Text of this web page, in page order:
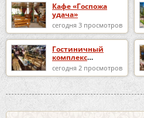
Кафе «Госпожа
удача»
сегодня 3 просмотров
Гостиничный
комплекс
«Избушка в
Репном»
сегодня 2 просмотров